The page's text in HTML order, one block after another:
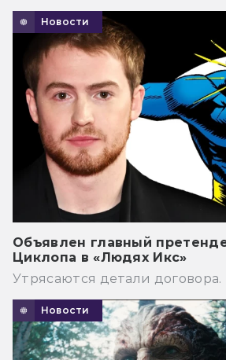
Новости
Объявлен главный
Циклопа в «Людях Икс»
Утрясаются детали договора.
Новости